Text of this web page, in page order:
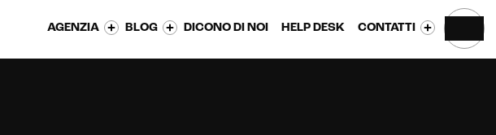
AGENZIA BLOG DICONO DI NOI HELP DESK CONTATTI